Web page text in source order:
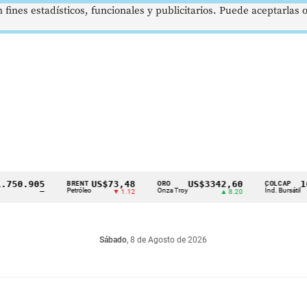
BRENT
Petróleo
US$73,48
▼ 1.12
ORO
Onza Troy
US$3342,60 COLCAP
Índ. Bursátil
Sábado, 8 de Agosto de 2026
estadísticos, funcionales y publicitarios. Puede aceptarlas